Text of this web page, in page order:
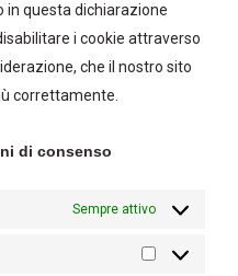
in questa dichiarazione
i cookie attraverso
che il nostro sito
correttamente.
di consenso
Sempre attivo